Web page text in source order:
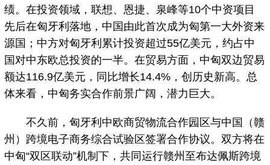
绩。在投资领域，联想、恩捷、泉峰等10个中资项目
先后在匈牙利落地，中国由此首次成为匈第一大外资来
源国；中方对匈牙利累计投资超过55亿美元，约占中
国对中东欧总投资的一半。在贸易方面，中匈双边贸易
额达116.9亿美元，同比增长14.4%，创历史新高。总
体来看，中匈务实合作前景广阔，潜力巨大。
不久前，匈牙利中欧商贸物流合作园区与中国（赣
州）跨境电子商务综合试验区签署合作协议。双方将在
中匈“双区联动”机制下，共同运行赣州至布达佩斯跨境